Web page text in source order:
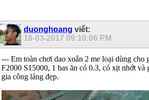
duonghoang viết:
16-03-2017 09:10:06 PM
--- Em toàn chơi dao xoắn 2 me loại dùng cho
F2000 S15000, 1 bas ăn có 0.3, có xịt nhớt và
gia công láng đẹp.